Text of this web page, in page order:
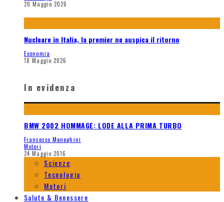
20 Maggio 2026
Nucleare in Italia, la premier ne auspica il ritorno
Economia
18 Maggio 2026
In evidenza
BMW 2002 HOMMAGE: LODE ALLA PRIMA TURBO
Francesco Meneghini
Motori
24 Maggio 2016
Scienze
Tecnologia
Motori
Salute & Benessere